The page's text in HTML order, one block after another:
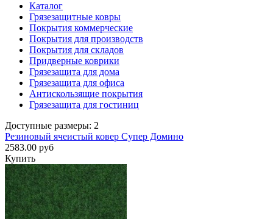
Каталог
Грязезащитные ковры
Покрытия коммерческие
Покрытия для производств
Покрытия для складов
Придверные коврики
Грязезащита для дома
Грязезащита для офиса
Антискользящие покрытия
Грязезащита для гостиниц
Доступные размеры: 2
Резиновый ячеистый ковер Супер Домино
2583.00 руб
Купить